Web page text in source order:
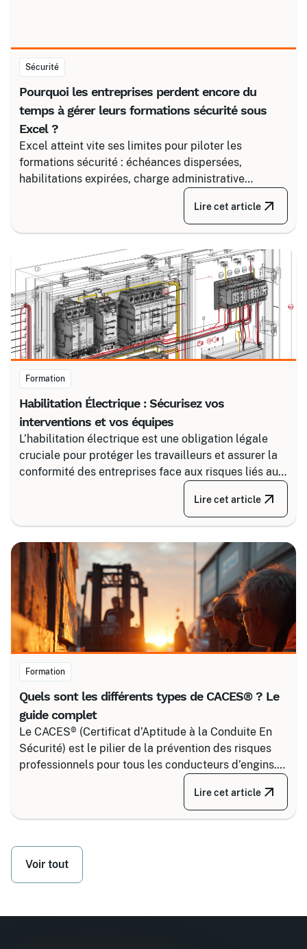
Sécurité
Pourquoi les entreprises perdent encore du
temps à gérer leurs formations sécurité sous
Excel ?
Excel atteint vite ses limites pour piloter les
formations sécurité : échéances dispersées,
habilitations expirées, charge administrative
croissante. Découvrez comment structurer un suivi
fiable en associant un partenaire spécialisé comme
Certalis et un logiciel de gestion de formation (TMS).
Lire cet article
Formation
Habilitation Électrique : Sécurisez vos
interventions et vos équipes
L’habilitation électrique est une obligation légale
cruciale pour protéger les travailleurs et assurer la
conformité des entreprises face aux risques liés au
courant. Certalis vous accompagne avec des
formations sur-mesure, initiales ou de recyclage,
pour maîtriser tous les niveaux de sécurité, du
tension.
Lire cet article
Formation
Quels sont les différents types de CACES® ? Le
guide complet
Le CACES® (Certificat d’Aptitude à la Conduite En
Sécurité) est le pilier de la prévention des risques
professionnels pour tous les conducteurs d’engins.
Depuis la réforme de 2020, il s’articule autour de 8
grandes familles d’équipements, divisées selon
Lire cet article
Voir tout